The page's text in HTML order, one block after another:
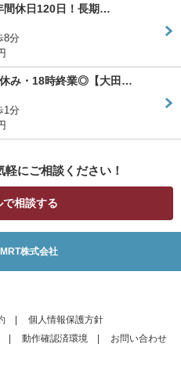
休日120日！長期…
8分
み・18時終業◎【大田…
1分
にご相談ください！
で相談する
株式会社
個人情報保護方針
動作確認済環境| お問い合わせ